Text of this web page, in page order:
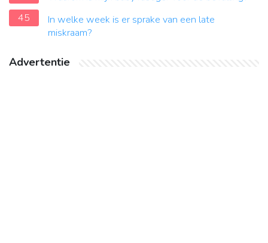
45
In welke week is er sprake van een late
miskraam?
Advertentie